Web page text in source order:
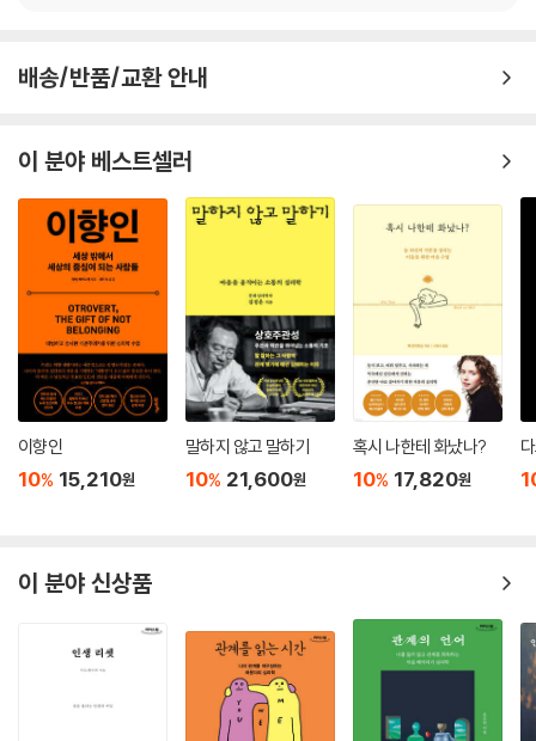
로부터 확산되었다. 그런데 서울의 사전 투표에서 여당 후보가 모두 승리
선거 음모론을 믿고 이를 확산시킨 사람들의 논리와 당시 상황을 면밀히
적 요소를 하나씩 밝힌다. 이는 앞서 살펴본 가짜뉴스의 메커니즘이 현실
에서 어떻게 복합적으로 작동하며 구현되는지를 탐색하고 재구성하는 탁
월한 보고서와 같다. 이 외에도 태극기 집회 참가자들에게 의도적으로 감
염병 테러를 가했다는 코로나바이러스 음모론, 상관을 인과로 잘못 이해하
는 독감백신 음모론, 진보 지식인도 진영 논리에서 자유로울 수 없었던 〈더
플랜〉 등은 동시대를 사는 독자가 당시 가짜뉴스의 생성 및 확산 양상을 떠
올리며 자신의 태도를 돌아보게 하는 흥미로운 소재다.
이 책은 기존에 가짜뉴스를 주로 정치적·사회적·미디어적 시각에서 바라
보던 것과 달리 좀 더 다양한 시각, 특히 경험과학적인 시각에서 바라보고
일부 인용했다. 그 결과, 이 책은 서로 다른 접근들을 필요할 때마다 혼용하
면서 가짜뉴스라는 대상에 접근하는, 다소 독특한 접근 방식을 취하게 되
었다. (사실 책을 읽다 보면 이들 분야 사이에 공유하는 관점이라는 게 존
재한다는 것도 함께 알게 될 것이다.) 얼마 전에 유행했지만 지금은 다소
주춤한, ‘통섭’이라든지 ‘융합’이라든지 하는 거창한 용어를 사용하지 않아
도, 가짜뉴스(그리고 진영 논리)라는 대상의 복잡성은 이런 접근을 필연적
배송/반품/교환 안내
이 분야 베스트셀러
이향인
10% 15,210원
말하지 않고 말하기
10% 21,600원
혹시 나한테 화났나?
10% 17,820원
이 분야 신상품